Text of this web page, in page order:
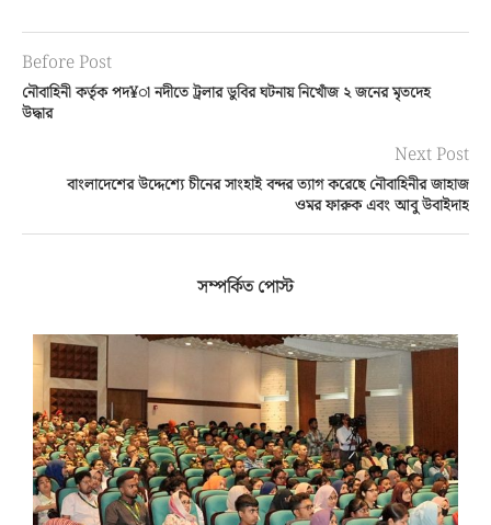
Before Post
নৌবাহিনী কর্তৃক পদ¥া নদীতে ট্রলার ডুবির ঘটনায় নিখোঁজ ২ জনের মৃতদেহ
উদ্ধার
Next Post
বাংলাদেশের উদ্দেশ্যে চীনের সাংহাই বন্দর ত্যাগ করেছে নৌবাহিনীর জাহাজ
ওমর ফারুক এবং আবু উবাইদাহ
সম্পর্কিত পোস্ট